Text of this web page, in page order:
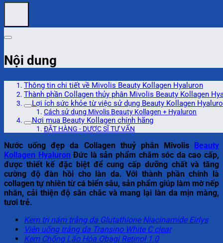
Nội dung
Thông tin chi tiết về Mivolis Beauty Kollagen Hyaluron
Thành phần Collagen thủy phân Mivolis Beauty Kollagen
Lợi ích sức khỏe từ việc sử dụng Beauty Kollagen Hyaluro
Cách sử dụng Mivolis Beauty Kollagen + Hyaluron
Nơi mua Beauty Kollagen chính hãng
ĐẶT HÀNG - DƯỢC SĨ TƯ VẤN
Nước uống đẹp da Collagen thuỷ phân Mivolis Beauty
Kollagen Hyaluron Đức là sản phẩm chăm sóc da cao cấp,
được thiết kế đặc biệt để cung cấp dưỡng chất và tăng
cường độ đàn hồi cho làn da. Với thành phần chính là
collagen tự nhiên từ cá biển sâu, sản phẩm giúp làm mờ nếp
nhăn, cải thiện độ săn chắc và mang lại làn da mịn màng,
tươi trẻ.
Kem trị nám trắng da Glutathione Niacinamide Eirlys
Viên uống trắng da Transino White C clear
Kem Chống Lão Hóa Obagi Retinol 1.0